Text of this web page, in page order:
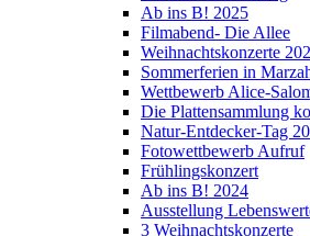
Ab ins B! 2025
Filmabend- Die Allee
Weihnachtskonzerte
Sommerferien in
Wettbewerb Alice-
Die Plattensammlung
Natur-Entdecker-Tag
Fotowettbewerb Aufruf
Frühlingskonzert
Ab ins B! 2024
Ausstellung
3 Weihnachtskonzerte